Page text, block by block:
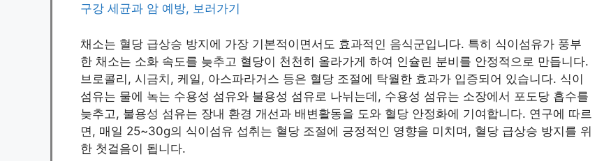
구강 세균과 암 예방, 보러가기
채소는 혈당 급상승 방지에 가장 기본적이면서도 효과적인 음식군입니다. 특히 식이섬유가 풍부
한 채소는 소화 속도를 늦추고 혈당이 천천히 올라가게 하여 인슐린 분비를 안정적으로 만듭니다.
브로콜리, 시금치, 케일, 아스파라거스 등은 혈당 조절에 탁월한 효과가 입증되어 있습니다. 식이
섬유는 물에 녹는 수용성 섬유와 불용성 섬유로 나뉘는데, 수용성 섬유는 소장에서 포도당 흡수를
늦추고, 불용성 섬유는 장내 환경 개선과 배변활동을 도와 혈당 안정화에 기여합니다. 연구에 따르
면, 매일 25~30g의 식이섬유 섭취는 혈당 조절에 긍정적인 영향을 미치며, 혈당 급상승 방지를 위
한 첫걸음이 됩니다.